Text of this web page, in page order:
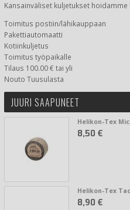
Kansainväliset kuljetukset hoidamme
Toimitus postiin/lähikauppaan
Pakettiautomaatti
Kotiinkuljetus
Toimitus työpaikalle
Tilaus 100.00 € tai yli
Nouto Tuusulasta
JUURI SAAPUNEET
Helikon-Tex
8,50 €
Helikon-Tex
8,90 €